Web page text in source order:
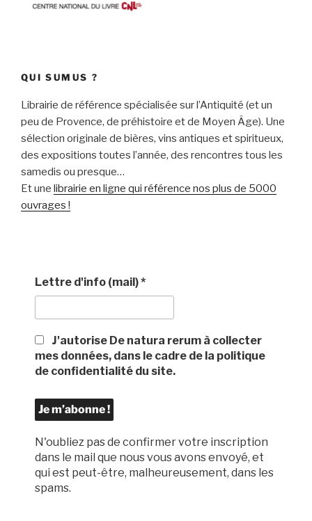
QUI SUMUS ?
Librairie de référence spécialisée sur l’Antiquité (et un
peu de Provence, de préhistoire et de Moyen Âge). Une
sélection originale de bières, vins antiques et spiritueux,
des expositions toutes l’année, des rencontres tous les
samedis ou presque…
Et une librairie en ligne qui référence nos plus de 5000
ouvrages !
Lettre d'info (mail)*
J'autorise De natura rerum à collecter
mes données, dans le cadre de la politique
de confidentialité du site.
N'oubliez pas de confirmer votre inscription
dans le mail que nous vous avons envoyé, et
qui est peut-être, malheureusement, dans les
spams.